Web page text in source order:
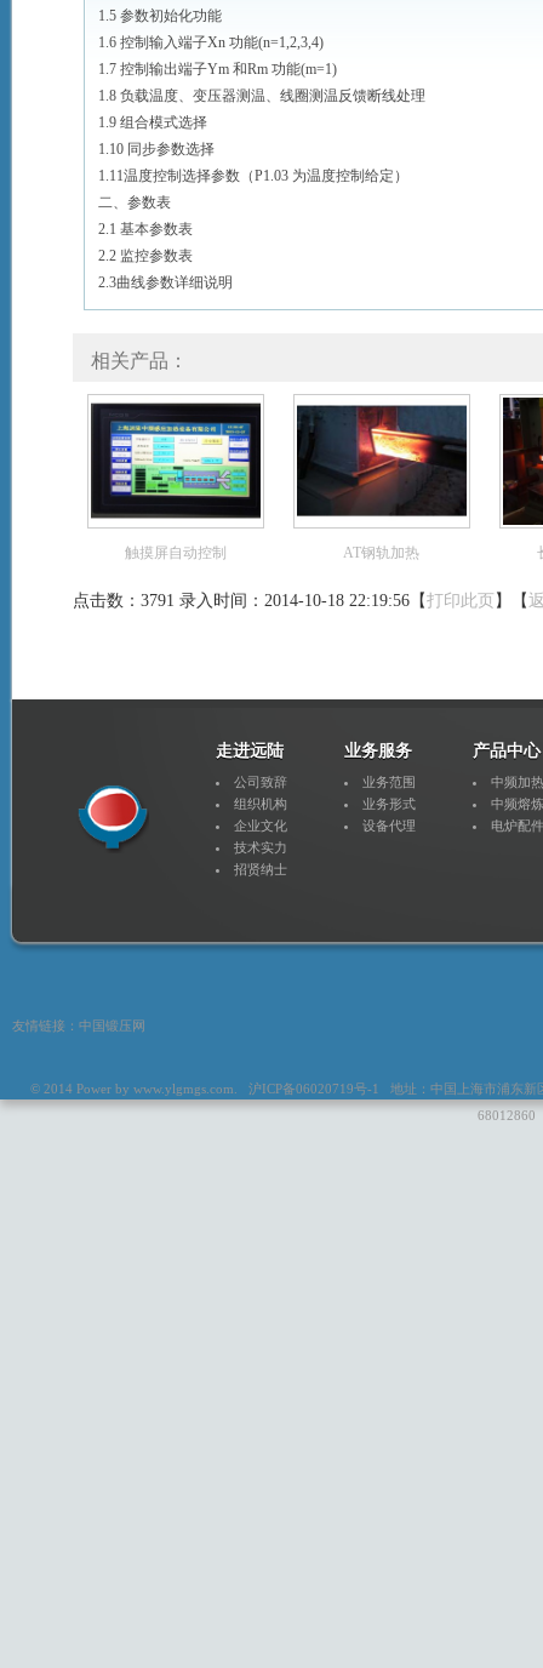
1.5 参数初始化功能
1.6 控制输入端子Xn 功能(n=1,2,3,4)
1.7 控制输出端子Ym 和Rm 功能(m=1)
1.8 负载温度、变压器测温、线圈测温反馈断线处理
1.9 组合模式选择
1.10 同步参数选择
1.11温度控制选择参数（P1.03 为温度控制给定）
二、参数表
2.1 基本参数表
2.2 监控参数表
2.3曲线参数详细说明
相关产品：
触摸屏自动控制 AT钢轨加热
点击数：3791 录入时间：2014-10-18 22:19:56【打印此页 】【
走进远陆
公司致辞
组织机构
企业文化
技术实力
招贤纳士
业务服务
业务范围
业务形式
设备代理
产品中心
中频加
中频熔
电炉配件
友情链接： 中国锻压网
© 2014 Power bywww.ylgmgs.com
. 沪ICP备06020719号-1 地址：中国上海市浦东